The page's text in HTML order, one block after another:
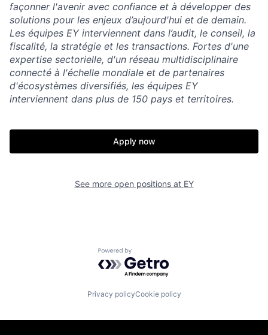
façonner l'avenir avec confiance et à développer des
solutions pour les enjeux d’aujourd'hui et de demain.
Les équipes EY interviennent dans l’audit, le conseil, la
fiscalité, la stratégie et les transactions. Fortes d'une
expertise sectorielle, d'un réseau multidisciplinaire
connecté à l'échelle mondiale et de partenaires
d'écosystèmes diversifiés, les équipes EY
interviennent dans plus de 150 pays et territoires.
Apply now
See more open positions at EY
Powered by Getro.com
Privacy policyCookie policy